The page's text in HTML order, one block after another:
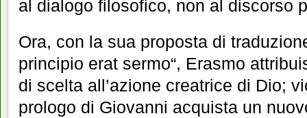
al dialogo filosofico, non al discorso
Ora, con la sua proposta di
principio erat sermo“, Erasmo
di scelta all’azione creatrice di Dio;
prologo di Giovanni acquista un